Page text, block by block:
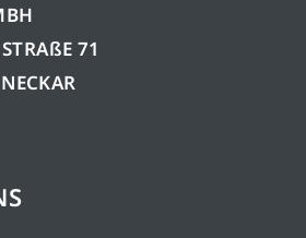
71